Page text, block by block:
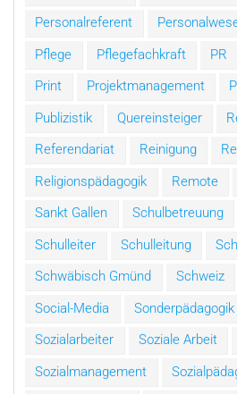
Personalreferent
Pflege
Pflegefachkraft PR
Print
Projektmanagement
Publizistik
Quereinsteiger
Referendariat
Reinigung
Religionspädagogik
Remote
Sankt Gallen
Schulbetreuung
Schulleiter
Schulleitung
Schwäbisch Gmünd
Schweiz
Social-Media
Sonderpädagogik
Sozialarbeiter
Soziale Arbeit
Sozialmanagement